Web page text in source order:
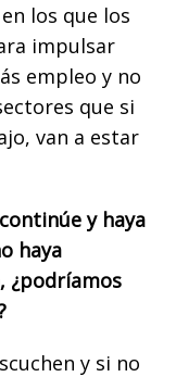
los que los
impulsar
empleo y no
que si
van a estar
y haya
haya
¿podríamos
y si no